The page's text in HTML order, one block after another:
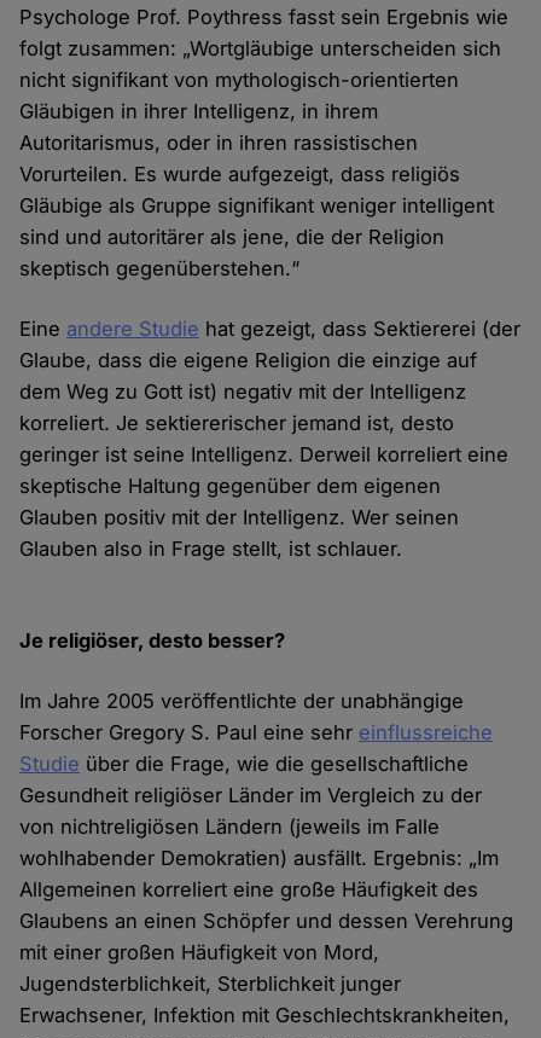
Psychologe Prof. Poythress fasst sein Ergebnis wie
folgt zusammen: „Wortgläubige unterscheiden sich
nicht signifikant von mythologisch-orientierten
Gläubigen in ihrer Intelligenz, in ihrem
Autoritarismus, oder in ihren rassistischen
Vorurteilen. Es wurde aufgezeigt, dass religiös
Gläubige als Gruppe signifikant weniger intelligent
sind und autoritärer als jene, die der Religion
skeptisch gegenüberstehen.“
Eine andere Studie hat gezeigt, dass Sektiererei (der
Glaube, dass die eigene Religion die einzige auf
dem Weg zu Gott ist) negativ mit der Intelligenz
korreliert. Je sektiererischer jemand ist, desto
geringer ist seine Intelligenz. Derweil korreliert eine
skeptische Haltung gegenüber dem eigenen
Glauben positiv mit der Intelligenz. Wer seinen
Glauben also in Frage stellt, ist schlauer.
Je religiöser, desto besser?
Im Jahre 2005 veröffentlichte der unabhängige
Forscher Gregory S. Paul eine sehr einflussreiche
Studie über die Frage, wie die gesellschaftliche
Gesundheit religiöser Länder im Vergleich zu der
von nichtreligiösen Ländern (jeweils im Falle
wohlhabender Demokratien) ausfällt. Ergebnis: „Im
Allgemeinen korreliert eine große Häufigkeit des
Glaubens an einen Schöpfer und dessen Verehrung
mit einer großen Häufigkeit von Mord,
Jugendsterblichkeit, Sterblichkeit junger
Erwachsener, Infektion mit Geschlechtskrankheiten,